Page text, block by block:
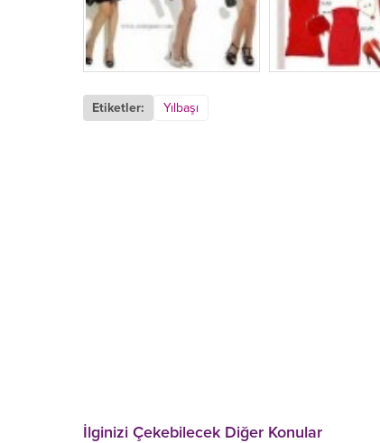
Etiketler: Yılbaşı
İlginizi Çekebilecek Diğer Konular